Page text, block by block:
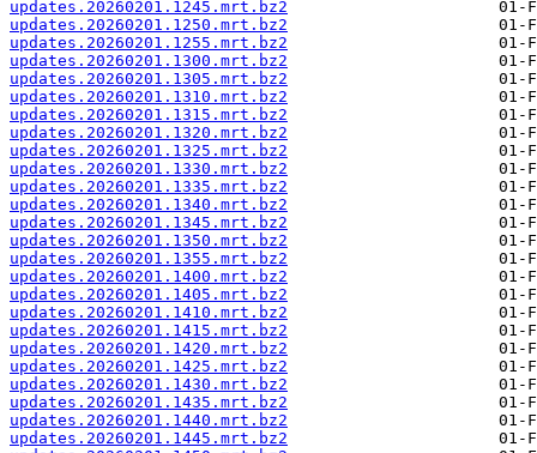
updates.20260201.1245.mrt.bz2
updates.20260201.1250.mrt.bz2
updates.20260201.1255.mrt.bz2
updates.20260201.1300.mrt.bz2
updates.20260201.1305.mrt.bz2
updates.20260201.1310.mrt.bz2
updates.20260201.1315.mrt.bz2
updates.20260201.1320.mrt.bz2
updates.20260201.1325.mrt.bz2
updates.20260201.1330.mrt.bz2
updates.20260201.1335.mrt.bz2
updates.20260201.1340.mrt.bz2
updates.20260201.1345.mrt.bz2
updates.20260201.1350.mrt.bz2
updates.20260201.1355.mrt.bz2
updates.20260201.1400.mrt.bz2
updates.20260201.1405.mrt.bz2
updates.20260201.1410.mrt.bz2
updates.20260201.1415.mrt.bz2
updates.20260201.1420.mrt.bz2
updates.20260201.1425.mrt.bz2
updates.20260201.1430.mrt.bz2
updates.20260201.1435.mrt.bz2
updates.20260201.1440.mrt.bz2
updates.20260201.1445.mrt.bz2